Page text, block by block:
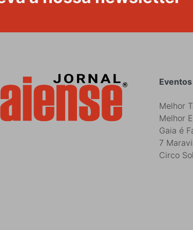
Rodapé
Eventos
Melhor
Melhor
Gaia é
7
Circo